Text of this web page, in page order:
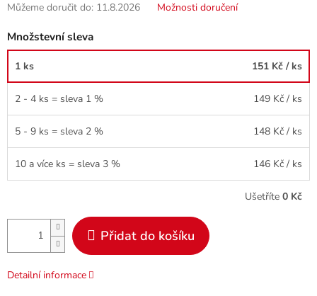
Můžeme doručit do: 11.8.2026 Možnosti doručení
Množstevní sleva
1 ks 151 Kč / ks
2 - 4 ks = sleva 1 % 149 Kč / ks
5 - 9 ks = sleva 2 % 148 Kč / ks
10 a více ks = sleva 3 % 146 Kč / ks
Ušetříte 0 Kč
Přidat do košíku
Detailní informace